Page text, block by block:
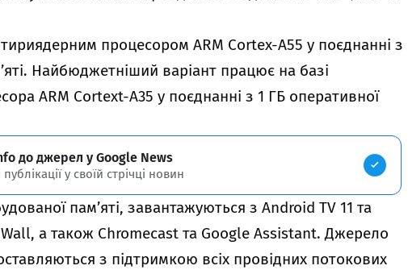
процесором ARM Cortex-A55 у поєднанні з
Найбюджетніший варіант працює на базі
ARM Cortext-A35 у поєднанні з 1 ГБ оперативної
до джерел у Google News
у своїй стрічці новин
пам’яті, завантажуються з Android TV 11 та
а також Chromecast та Google Assistant. Джерело
з підтримкою всіх провідних потокових